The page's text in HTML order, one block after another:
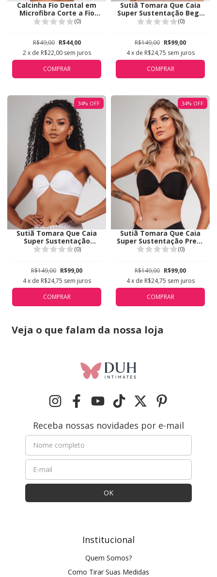
Calcinha Fio Dental em
Microfibra Corte a Fio
Valisere Bronze 44213
(0)
R$49,00 R$44,00
2 x de R$22,00 sem juros
COMPRAR
Sutiã Tomara Que Caia
Super Sustentação Bege
5311
(0)
R$149,00 R$99,00
4 x de R$24,75 sem juros
COMPRAR
34% OFF
Sutiã Tomara Que Caia
Super Sustentação
Branco 5311(0)
R$149,00 R$99,00
4 x de R$24,75 sem juros
COMPRAR
34% OFF
Sutiã Tomara Que Caia
Super Sustentação Preto
5311
(0)
R$149,00 R$99,00
4 x de R$24,75 sem juros
COMPRAR
Veja o que falam da nossa loja
Receba nossas novidades por e-mail
Institucional
Quem Somos?
Como Tirar Suas Medidas